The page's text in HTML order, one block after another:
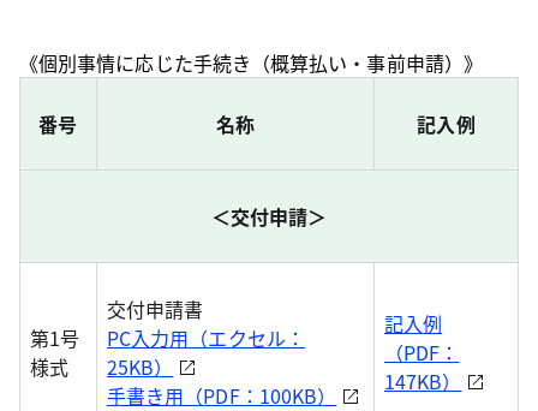
《個別事情に応じた手続き（概算払い・事前申請）》
番号 名称 記入例
＜交付申請＞
第1号
様式
交付申請書
PC入力用（エクセル：
25KB）
手書き用（PDF：100KB）
記入例
（PDF：
147KB）